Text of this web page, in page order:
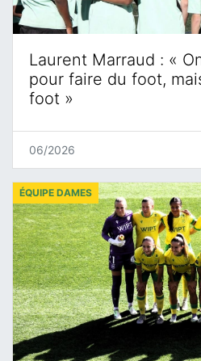
Laurent Marraud : «
pour faire du foot,
foot »
06/2026
ÉQUIPE DAMES